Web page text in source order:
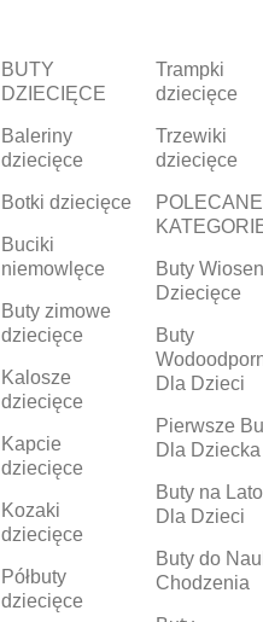
BUTY
DZIECIĘCE
Baleriny
dziecięce
Botki dziecięce
Buciki
niemowlęce
Buty zimowe
dziecięce
Kalosze
dziecięce
Kapcie
dziecięce
Kozaki
dziecięce
Półbuty
dziecięce
Trampki
dziecięce
Trzewiki
dziecięce
POLECANE
Buty
Dziecięce
Buty
Dla Dzieci
Pierwsze
Dla Dziecka
Buty na Lato
Dla Dzieci
Buty do
Chodzenia